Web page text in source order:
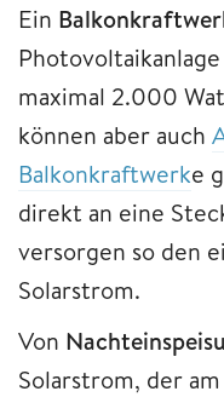
Ein
maximal 2.000
können aber auch
Balkonkraftwerke
direkt an eine
versorgen so den
Solarstrom.
Von
Solarstrom, der